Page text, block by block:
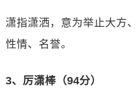
潇指潇洒，意为举止大方
性情、名誉。
3、厉潇棒（94分）